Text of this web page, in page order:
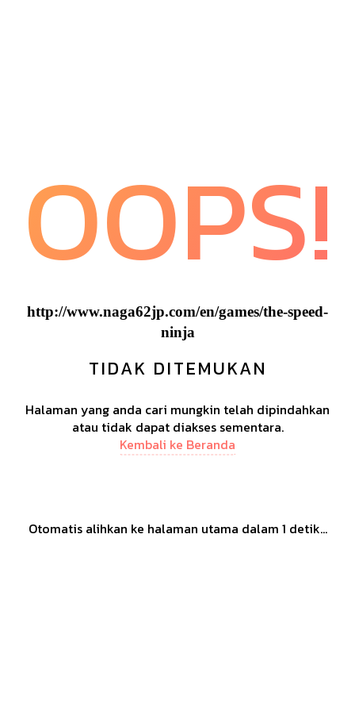
OOPS!
http://www.naga62jp.com/en/games/the-speed-
ninja
TIDAK DITEMUKAN
Halaman yang anda cari mungkin telah dipindahkan
atau tidak dapat diakses sementara.
Kembali ke Beranda
Otomatis alihkan ke halaman utama dalam 1 detik...